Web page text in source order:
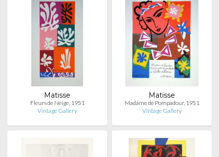
Matisse
Fleurs de Neige, 1951
Vintage Gallery
Matisse
Madame de Pompadour, 1951
Vintage Gallery